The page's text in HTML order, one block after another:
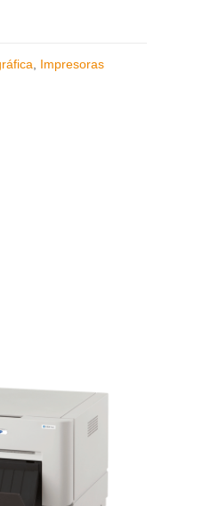
Impresoras